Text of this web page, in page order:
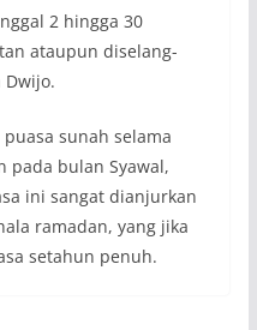
2 hingga 30
ataupun diselang-
sunah selama
pada bulan Syawal,
ini sangat dianjurkan
ramadan, yang jika
setahun penuh.